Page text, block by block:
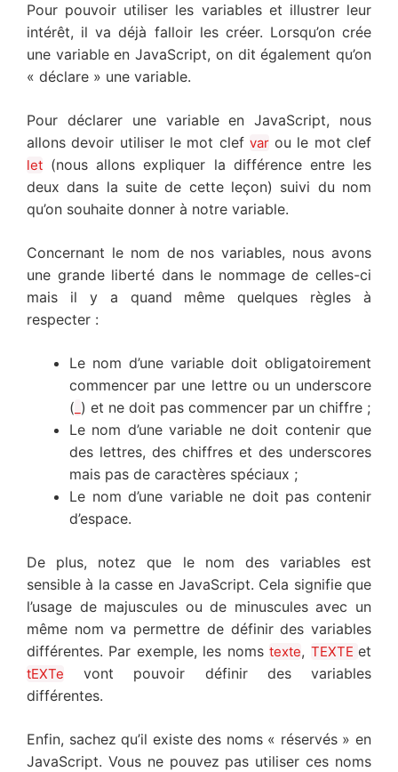
Pour pouvoir utiliser les variables et illustrer leur
intérêt, il va déjà falloir les créer. Lorsqu’on crée
une variable en JavaScript, on dit également qu’on
« déclare » une variable.
Pour déclarer une variable en JavaScript, nous
allons devoir utiliser le mot clef varou le mot clef
let (nous allons expliquer la différence entre les
deux dans la suite de cette leçon) suivi du nom
qu’on souhaite donner à notre variable.
Concernant le nom de nos variables, nous avons
une grande liberté dans le nommage de celles-ci
mais il y a quand même quelques règles à
respecter :
Le nom d’une variable doit obligatoirement
commencer par une lettre ou un underscore
( ) et ne doit pas commencer par un chiffre ;
Le nom d’une variable ne doit contenir que
des lettres, des chiffres et des underscores
mais pas de caractères spéciaux ;
Le nom d’une variable ne doit pas contenir
d’espace.
De plus, notez que le nom des variables est
sensible à la casse en JavaScript. Cela signifie que
l’usage de majuscules ou de minuscules avec un
même nom va permettre de définir des variables
différentes. Par exemple, les nomstexte, TEXTEet
tEXTe vont pouvoir définir des variables
différentes.
Enfin, sachez qu’il existe des noms « réservés » en
JavaScript. Vous ne pouvez pas utiliser ces noms